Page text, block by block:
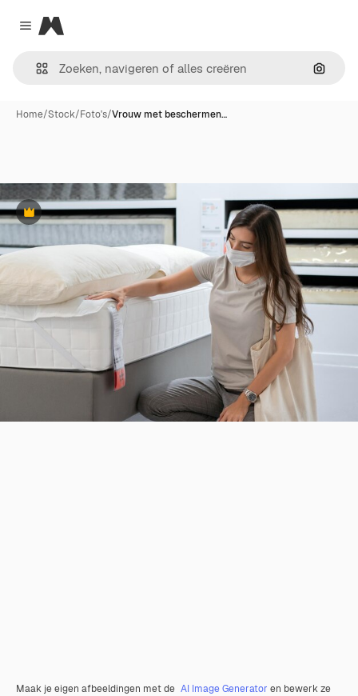
Close menu
Magnific
Home/Stock/Foto's/Vrouw met beschermen…
Premium
Maak je eigen afbeeldingen met de AI Image Generator en bewerk ze